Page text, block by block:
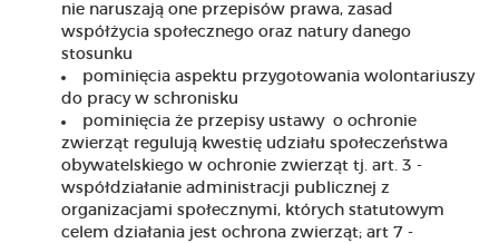
nie naruszają one przepisów prawa, zasad
współżycia społecznego oraz natury danego
stosunku
pominięcia aspektu przygotowania wolontariuszy
do pracy w schronisku
pominięcia że przepisy ustawy o ochronie
zwierząt regulują kwestię udziału społeczeństwa
obywatelskiego w ochronie zwierząt tj. art. 3 -
współdziałanie administracji publicznej z
organizacjami społecznymi, których statutowym
celem działania jest ochrona zwierząt; art 7 -